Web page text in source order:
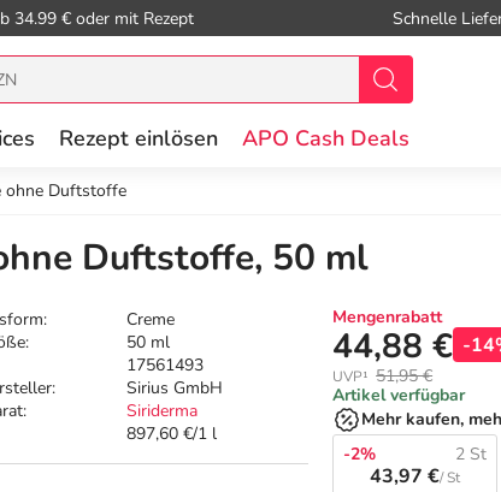
34.99 € oder mit Rezept Schnelle
Rezept einlösen APO Cash Deals
ohne Duftstoffe
Duftstoffe, 50 ml
Creme
50 ml
17561493
Sirius GmbH
Siriderma
897,60 €/1 l
Mengenrabatt
44,88 € -
UVP¹ 51,95 €
Artikel verfügbar
Mehr kaufen,
-2%
2 St
43,97 €/ St